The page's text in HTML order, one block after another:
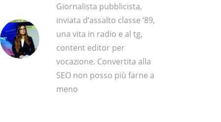
Giornalista pubblicista,
inviata d’assalto classe ‘89,
una vita in radio e al tg,
content editor per
vocazione. Convertita alla
SEO non posso più farne a
meno